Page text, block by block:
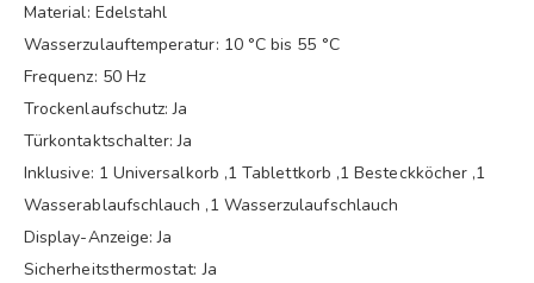
Material: Edelstahl
Wasserzulauftemperatur: 10 °C bis 55 °C
Frequenz: 50 Hz
Trockenlaufschutz: Ja
Türkontaktschalter: Ja
Inklusive: 1 Universalkorb ,1 Tablettkorb ,1 Besteckköcher ,1
Wasserablaufschlauch ,1 Wasserzulaufschlauch
Display-Anzeige: Ja
Sicherheitsthermostat: Ja